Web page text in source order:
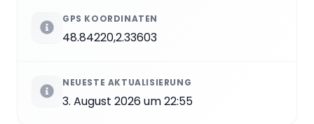
GPS KOORDINATEN
48.84220,2.33603
NEUESTE AKTUALISIERUNG
3. August 2026 um 22:55